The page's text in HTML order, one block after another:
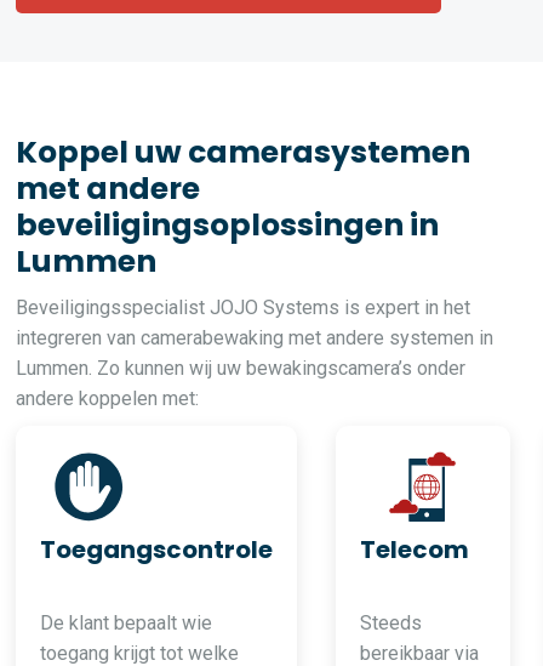
Koppel uw camerasystemen
met andere
beveiligingsoplossingen in
Lummen
Beveiligingsspecialist JOJO Systems is expert in het
integreren van camerabewaking met andere systemen in
Lummen. Zo kunnen wij uw bewakingscamera’s onder
andere koppelen met:
Toegangscontrole
De klant bepaalt wie
toegang krijgt tot welke
Telecom
Steeds
bereikbaar via